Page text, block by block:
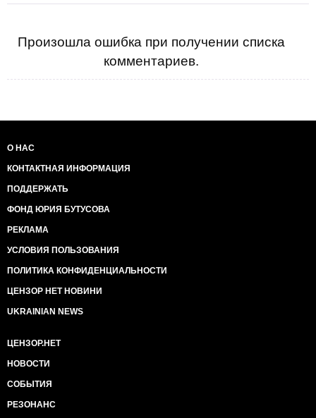
Произошла ошибка при получении списка
комментариев.
О НАС
КОНТАКТНАЯ ИНФОРМАЦИЯ
ПОДДЕРЖАТЬ
ФОНД ЮРИЯ БУТУСОВА
РЕКЛАМА
УСЛОВИЯ ПОЛЬЗОВАНИЯ
ПОЛИТИКА КОНФИДЕНЦИАЛЬНОСТИ
ЦЕНЗОР НЕТ НОВИНИ
UKRAINIAN NEWS
ЦЕНЗОР.НЕТ
НОВОСТИ
СОБЫТИЯ
РЕЗОНАНС